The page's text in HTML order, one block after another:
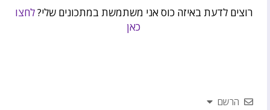
רוצים לדעת באיזה כוס אני משתמשת במתכונים שלי?לחצו
כאן
הרשם